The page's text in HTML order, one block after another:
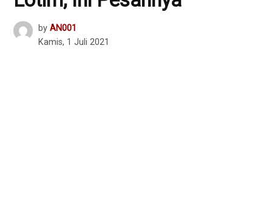
by AN001
Kamis, 1 Juli 2021